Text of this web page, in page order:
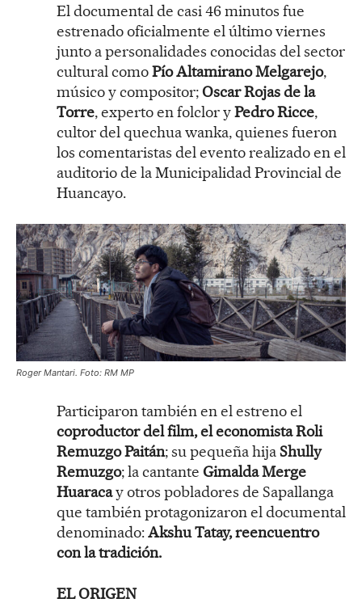
El documental de casi 46 minutos fue
estrenado oficialmente el último viernes
junto a personalidades conocidas del sector
cultural comoPío Altamirano Melgarejo,
músico y compositor;Oscar Rojas de la
Torre, experto en folclor yPedro Ricce,
cultor del quechua wanka, quienes fueron
los comentaristas del evento realizado en el
auditorio de la Municipalidad Provincial de
Huancayo.
Roger Mantari. Foto: RM MP
Participaron también en el estreno el
coproductor del film, el economista Roli
Remuzgo Paitán; su pequeña hijaShully
Remuzgo; la cantante Gimalda Merge
Huaracay otros pobladores de Sapallanga
que también protagonizaron el documental
denominado:Akshu Tatay, reencuentro
con la tradición.
EL ORIGEN